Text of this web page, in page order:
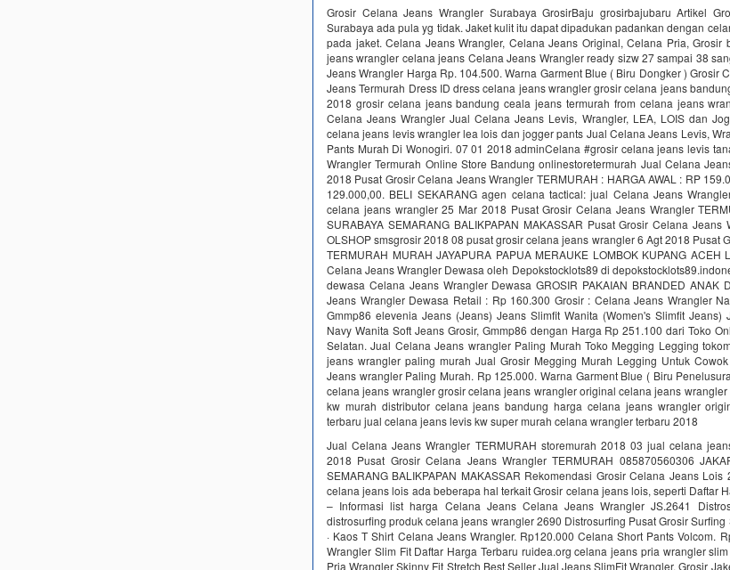
Grosir Celana Jeans Wrangler Surabaya GrosirBaju grosirbajubaru Artikel
Surabaya ada pula yg tidak. Jaket kulit itu dapat dipadukan padankan dengan
pada jaket. Celana Jeans Wrangler, Celana Jeans Original, Celana Pria, Grosir
jeans wrangler celana jeans Celana Jeans Wrangler ready sizw 27 sampai 38
Jeans Wrangler Harga Rp. 104.500. Warna Garment Blue ( Biru Dongker ) Grosir
Jeans Termurah Dress ID dress celana jeans wrangler grosir celana jeans
2018 grosir celana jeans bandung ceala jeans termurah from celana jeans
Celana Jeans Wrangler Jual Celana Jeans Levis, Wrangler, LEA, LOIS dan
celana jeans levis wrangler lea lois dan jogger pants Jual Celana Jeans Levis,
Pants Murah Di Wonogiri. 07 01 2018 adminCelana #grosir celana jeans levis
Wrangler Termurah Online Store Bandung onlinestoretermurah Jual Celana
2018 Pusat Grosir Celana Jeans Wrangler TERMURAH : HARGA AWAL : RP
129.000,00. BELI SEKARANG agen celana tactical: jual Celana Jeans
celana jeans wrangler 25 Mar 2018 Pusat Grosir Celana Jeans Wrangler
SURABAYA SEMARANG BALIKPAPAN MAKASSAR Pusat Grosir Celana Jeans
OLSHOP smsgrosir 2018 08 pusat grosir celana jeans wrangler 6 Agt 2018 Pusat
TERMURAH MURAH JAYAPURA PAPUA MERAUKE LOMBOK KUPANG ACEH
Celana Jeans Wrangler Dewasa oleh Depokstocklots89 di
dewasa Celana Jeans Wrangler Dewasa GROSIR PAKAIAN BRANDED ANAK
Jeans Wrangler Dewasa Retail : Rp 160.300 Grosir : Celana Jeans Wrangler
Gmmp86 elevenia Jeans (Jeans) Jeans Slimfit Wanita (Women's Slimfit Jeans)
Navy Wanita Soft Jeans Grosir, Gmmp86 dengan Harga Rp 251.100 dari Toko
Selatan. Jual Celana Jeans wrangler Paling Murah Toko Megging Legging
jeans wrangler paling murah Jual Grosir Megging Murah Legging Untuk
Jeans wrangler Paling Murah. Rp 125.000. Warna Garment Blue ( Biru
celana jeans wrangler grosir celana jeans wrangler original celana jeans
kw murah distributor celana jeans bandung harga celana jeans wrangler
terbaru jual celana jeans levis kw super murah celana wrangler terbaru 2018
Jual Celana Jeans Wrangler TERMURAH storemurah 2018 03 jual celana
2018 Pusat Grosir Celana Jeans Wrangler TERMURAH 085870560306
SEMARANG BALIKPAPAN MAKASSAR Rekomendasi Grosir Celana Jeans
celana jeans lois ada beberapa hal terkait Grosir celana jeans lois, seperti Daftar
– Informasi list harga Celana Jeans Celana Jeans Wrangler JS.2641
distrosurfing produk celana jeans wrangler 2690 Distrosurfing Pusat Grosir Surfing
· Kaos T Shirt Celana Jeans Wrangler. Rp120.000 Celana Short Pants Volcom.
Wrangler Slim Fit Daftar Harga Terbaru ruidea.org celana jeans pria wrangler
Pria Wrangler Skinny Fit Stretch Best Seller Jual Jeans SlimFit Wrangler, Grosir